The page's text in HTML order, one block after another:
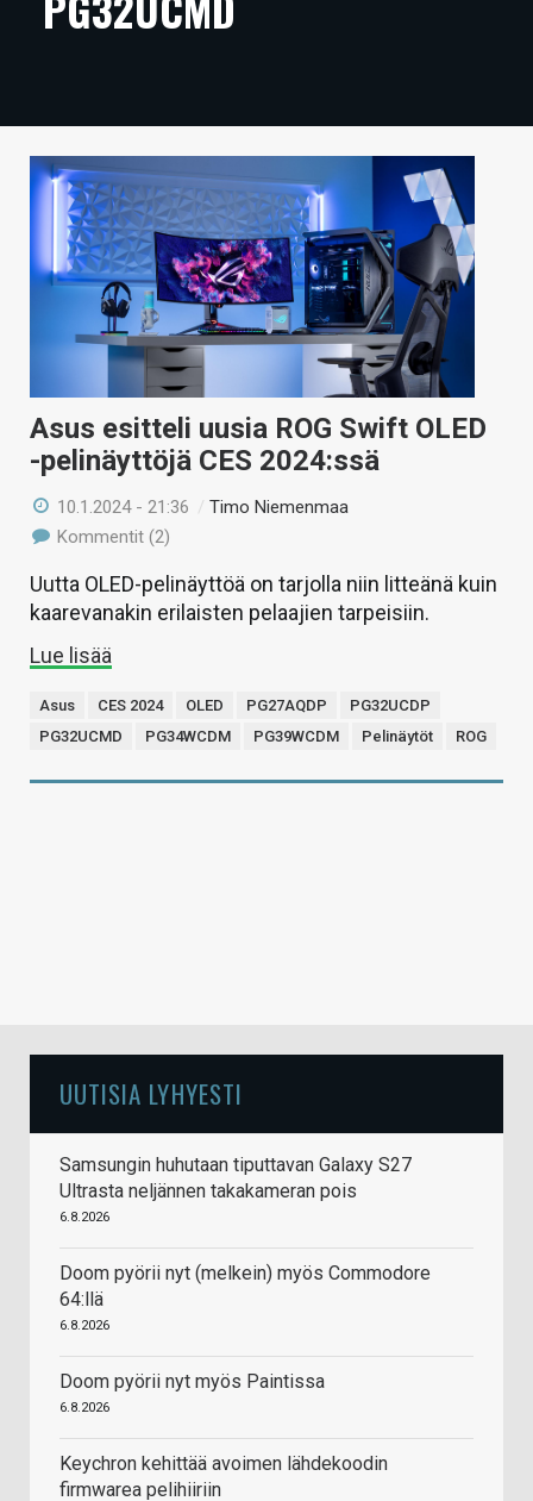
ARTIKKELIT
TECHBBS
TIETOA
HINTA.FI
KAUPPA
VAIHDA TEEMA
HAKU
Asus esitteli uusia ROG Swift OLED
-pelinäyttöjä CES 2024:ssä
10.1.2024 - 21:36 /Timo Niemenmaa
Kommentit (2)
Uutta OLED-pelinäyttöä on tarjolla niin litteänä kuin
kaarevanakin erilaisten pelaajien tarpeisiin.
Lue lisää
Asus CES 2024 OLED PG27AQDP
PG32UCDP
PG32UCMD
PG34WCDM PG39WCDM Pelinäytöt ROG
UUTISIA LYHYESTI
Samsungin huhutaan tiputtavan Galaxy S27
Ultrasta neljännen takakameran pois
6.8.2026
Doom pyörii nyt (melkein) myös Commodore
64:llä
6.8.2026
Doom pyörii nyt myös Paintissa
6.8.2026
Keychron kehittää avoimen lähdekoodin
firmwarea pelihiiriin